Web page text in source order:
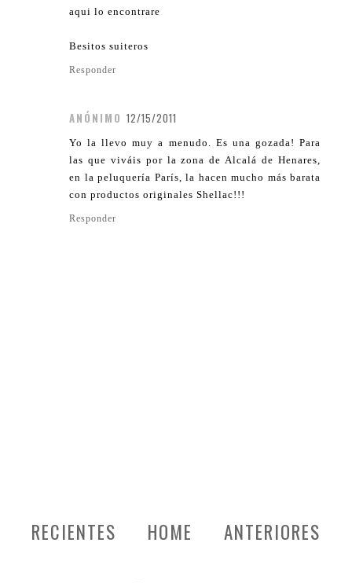
aqui lo encontrare
Besitos suiteros
Responder
ANÓNIMO 12/15/2011
Yo la llevo muy a menudo. Es una gozada! Para
las que viváis por la zona de Alcalá de Henares,
en la peluquería París, la hacen mucho más barata
con productos originales Shellac!!!
Responder
RECIENTES ANTERIORES
HOME